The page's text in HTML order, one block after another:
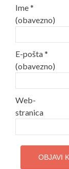
Ime*
(obavezno)
E-pošta*
(obavezno)
Web-
stranica